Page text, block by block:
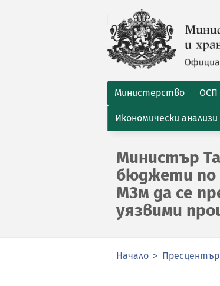
Министерство ОСП
Икономически анализи
Министър
бюджети по
МЗм да се
уязвими
Начало Пресцентър